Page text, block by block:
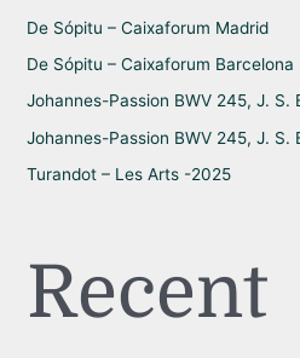
rDe Sópitu – Caixaforum Madrid
De Sópitu – Caixaforum Barcelona
Johannes-Passion BWV 245, J. S.
Johannes-Passion BWV 245, J. S.
Turandot – Les Arts -2025
Recent